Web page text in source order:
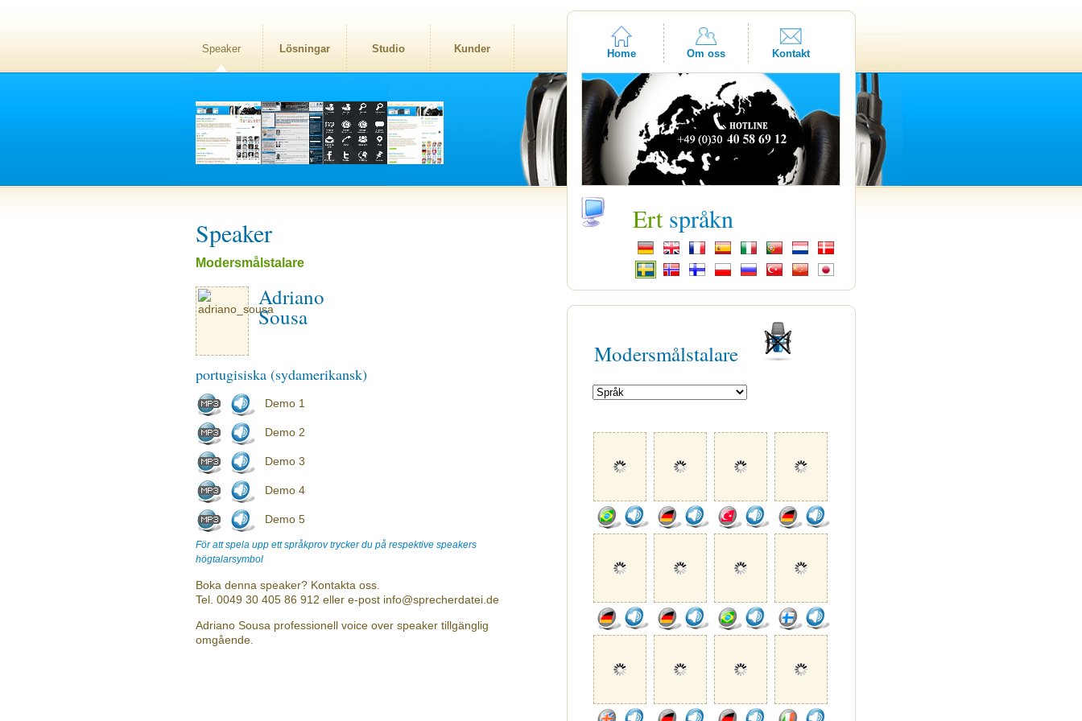
Speaker Lösningar Studio Kunder Home Om oss Kontakt
Speaker
Modersmålstalare
Adriano
Sousa
portugisiska (sydamerikansk)
Demo 1
Demo 2
Demo 3
Demo 4
Demo 5
För att spela upp ett språkprov trycker du på respektive speakers
högtalarsymbol
Boka denna speaker? Kontakta oss.
Tel. 0049 30 405 86 912 eller e-post info@sprecherdatei.de
Adriano Sousa professionell voice over speaker tillgänglig
omgående.
Ert språkn
Modersmålstalare